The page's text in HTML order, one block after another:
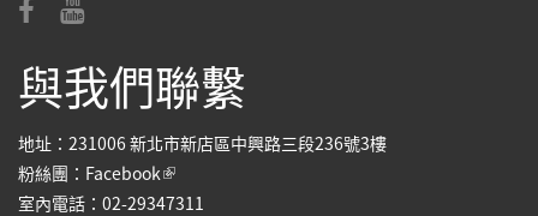
與我們聯繫
地址：231006 新北市新店區中興路三段236號3樓
粉絲團： Facebook(link is external)
室內電話：02-29347311